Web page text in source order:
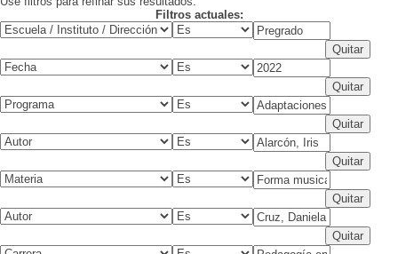
Filtros actuales: